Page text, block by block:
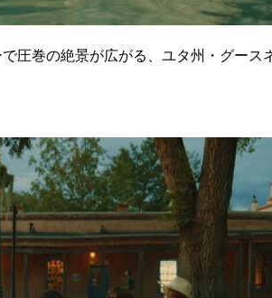
圧巻の絶景が広がる、ユタ州・グース